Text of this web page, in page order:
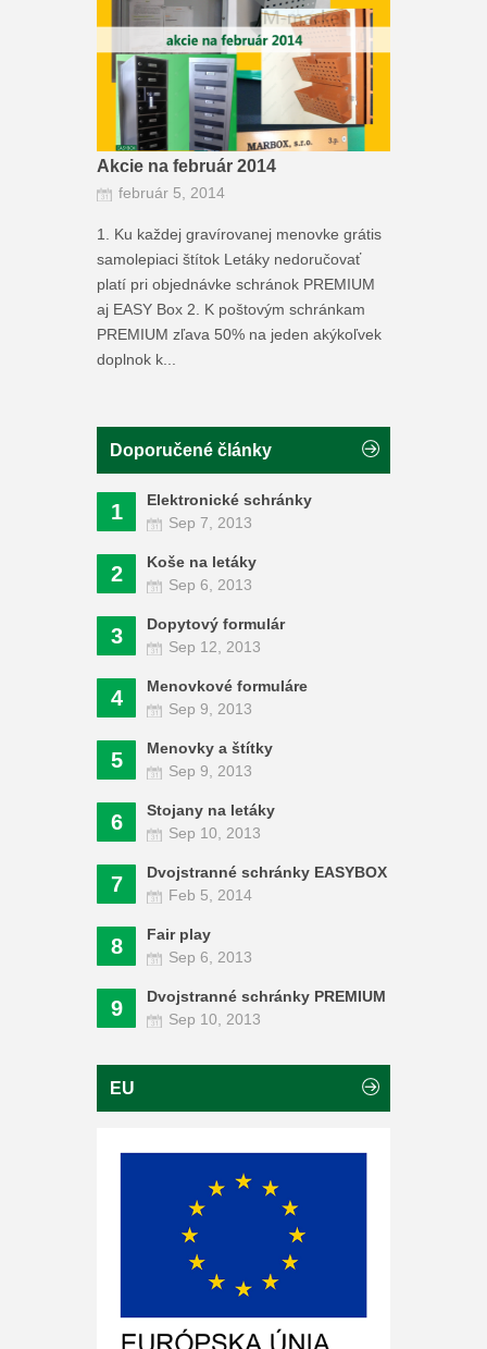
Akcie na február 2014
február 5, 2014
1. Ku každej gravírovanej menovke grátis
samolepiaci štítok Letáky nedoručovať
platí pri objednávke schránok PREMIUM
aj EASY Box 2. K poštovým schránkam
PREMIUM zľava 50% na jeden akýkoľvek
doplnok k...
Doporučené články
1
Elektronické schránky
Sep 7, 2013
2
Koše na letáky
Sep 6, 2013
3
Dopytový formulár
Sep 12, 2013
4
Menovkové formuláre
Sep 9, 2013
5
Menovky a štítky
Sep 9, 2013
6
Stojany na letáky
Sep 10, 2013
7
Dvojstranné schránky EASYBOX
Feb 5, 2014
8
Fair play
Sep 6, 2013
9
Dvojstranné schránky PREMIUM
Sep 10, 2013
EU